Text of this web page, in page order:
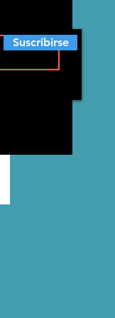
Suscribirse